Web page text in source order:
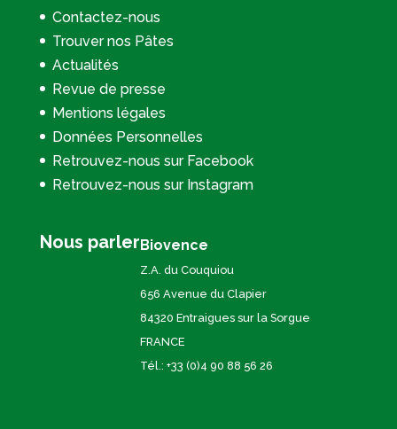
Contactez-nous
Trouver nos Pâtes
Actualités
Revue de presse
Mentions légales
Données Personnelles
Retrouvez-nous sur Facebook
Retrouvez-nous sur Instagram
Nous parlerBiovence
Z.A. du Couquiou
656 Avenue du Clapier
84320 Entraigues sur la Sorgue
FRANCE
Tél.: +33 (0)4 90 88 56 26